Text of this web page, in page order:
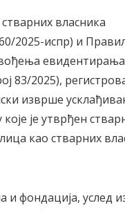
власника
2025-испр) и
евидентирања
83/2025),
изврше
је утврђен
као стварних
и фондација, услед